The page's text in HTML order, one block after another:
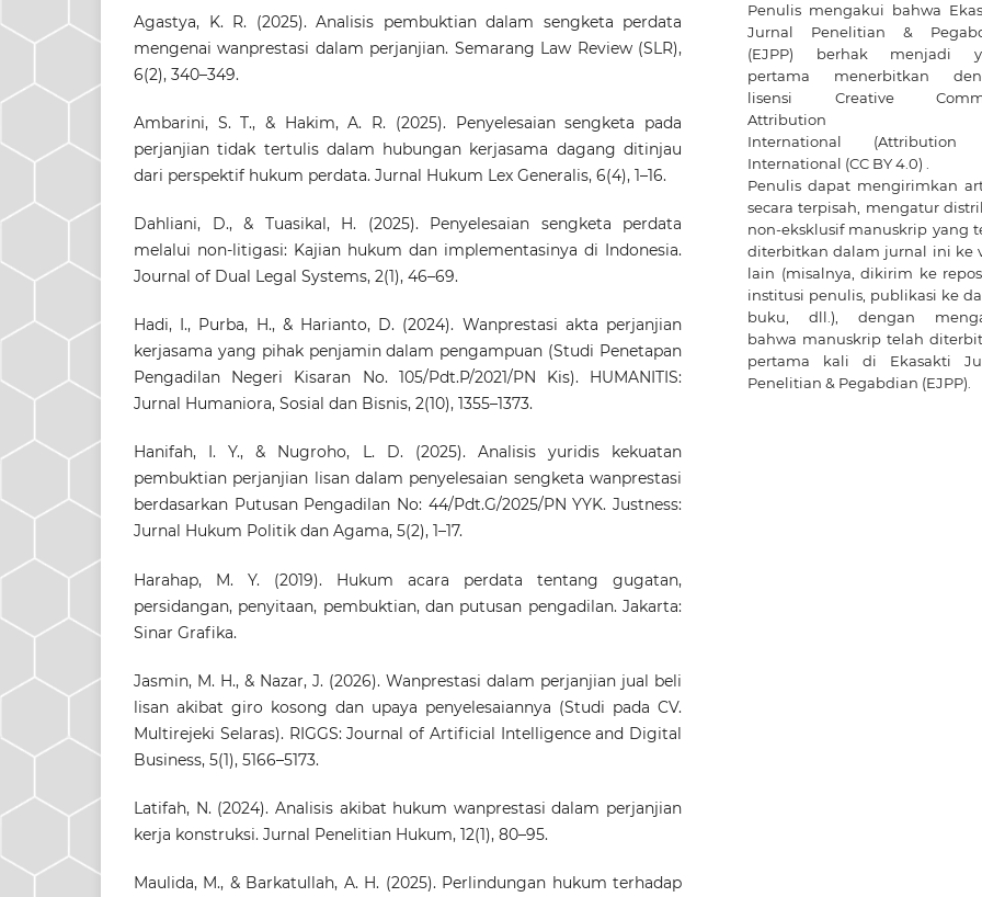
Agastya, K. R. (2025). Analisis pembuktian dalam sengketa perdata
mengenai wanprestasi dalam perjanjian. Semarang Law Review (SLR),
6(2), 340–349.
Ambarini, S. T., & Hakim, A. R. (2025). Penyelesaian sengketa pada
perjanjian tidak tertulis dalam hubungan kerjasama dagang ditinjau
dari perspektif hukum perdata. Jurnal Hukum Lex Generalis, 6(4), 1–16.
Dahliani, D., & Tuasikal, H. (2025). Penyelesaian sengketa perdata
melalui non-litigasi: Kajian hukum dan implementasinya di Indonesia.
Journal of Dual Legal Systems, 2(1), 46–69.
Hadi, I., Purba, H., & Harianto, D. (2024). Wanprestasi akta perjanjian
kerjasama yang pihak penjamin dalam pengampuan (Studi Penetapan
Pengadilan Negeri Kisaran No. 105/Pdt.P/2021/PN Kis). HUMANITIS:
Jurnal Humaniora, Sosial dan Bisnis, 2(10), 1355–1373.
Hanifah, I. Y., & Nugroho, L. D. (2025). Analisis yuridis kekuatan
pembuktian perjanjian lisan dalam penyelesaian sengketa wanprestasi
berdasarkan Putusan Pengadilan No: 44/Pdt.G/2025/PN YYK. Justness:
Jurnal Hukum Politik dan Agama, 5(2), 1–17.
Harahap, M. Y. (2019). Hukum acara perdata tentang gugatan,
persidangan, penyitaan, pembuktian, dan putusan pengadilan. Jakarta:
Sinar Grafika.
Jasmin, M. H., & Nazar, J. (2026). Wanprestasi dalam perjanjian jual beli
lisan akibat giro kosong dan upaya penyelesaiannya (Studi pada CV.
Multirejeki Selaras). RIGGS: Journal of Artificial Intelligence and Digital
Business, 5(1), 5166–5173.
Latifah, N. (2024). Analisis akibat hukum wanprestasi dalam perjanjian
kerja konstruksi. Jurnal Penelitian Hukum, 12(1), 80–95.
Maulida, M., & Barkatullah, A. H. (2025). Perlindungan hukum terhadap
Penulis mengakui bahwa
Jurnal Penelitian &
(EJPP) berhak menjadi
pertama menerbitkan
lisensi Creative
Attribution
International (Attribution
International (CC BY 4.0) .
Penulis dapat mengirimkan
secara terpisah, mengatur
non-eksklusif manuskrip yang
diterbitkan dalam jurnal ini ke
lain (misalnya, dikirim ke
institusi penulis, publikasi ke
buku, dll.), dengan
bahwa manuskrip telah
pertama kali di Ekasakti
Penelitian & Pegabdian (EJPP).